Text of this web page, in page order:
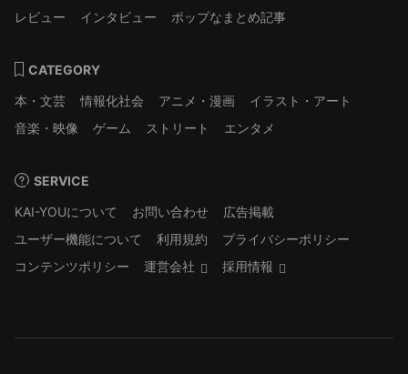
レビュー
インタビュー ポップなまとめ記事
CATEGORY
本・文芸
情報化社会 アニメ・漫画
イラスト・アート
音楽・映像
ゲーム ストリート エンタメ
SERVICE
KAI-YOUについて
お問い合わせ
広告掲載
ユーザー機能について
利用規約
プライバシーポリシー
コンテンツポリシー
運営会社 採用情報